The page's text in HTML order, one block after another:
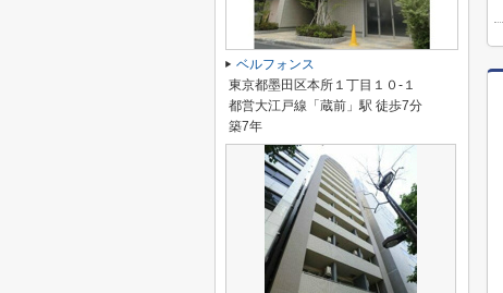
ベルフォンス
東京都墨田区本所１丁目１０-１
都営大江戸線「蔵前」駅 徒歩7分
築7年